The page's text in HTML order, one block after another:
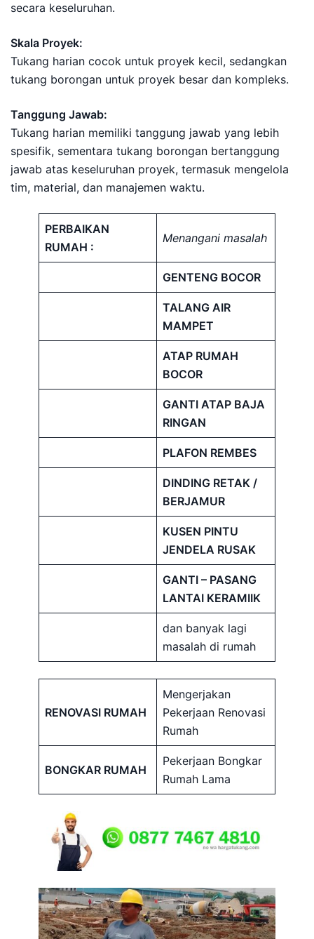
secara keseluruhan.
Skala Proyek:
Tukang harian cocok untuk proyek kecil, sedangkan
tukang borongan untuk proyek besar dan kompleks.
Tanggung Jawab:
Tukang harian memiliki tanggung jawab yang lebih
spesifik, sementara tukang borongan bertanggung
jawab atas keseluruhan proyek, termasuk mengelola
tim, material, dan manajemen waktu.
PERBAIKAN
RUMAH :
Menangani masalah
GENTENG BOCOR
TALANG AIR
MAMPET
ATAP RUMAH
BOCOR
GANTI ATAP BAJA
RINGAN
PLAFON REMBES
DINDING RETAK /
BERJAMUR
KUSEN PINTU
JENDELA RUSAK
GANTI – PASANG
LANTAI KERAMIIK
dan banyak lagi
masalah di rumah
RENOVASI RUMAH
Mengerjakan
Pekerjaan Renovasi
Rumah
BONGKAR RUMAH
Pekerjaan Bongkar
Rumah Lama